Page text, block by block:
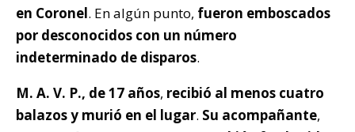
en Coronel. En algún punto, fueron emboscados
por desconocidos con un número
indeterminado de disparos.
M. A. V. P., de 17 años, recibió al menos cuatro
balazos y murió en el lugar. Su acompañante,